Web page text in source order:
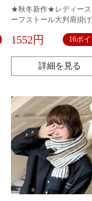
★秋冬新作★レディース
ーフストール大判肩掛
1552円 16ポイ
詳細を見る